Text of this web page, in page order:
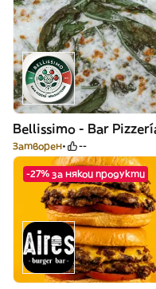
Bellissimo - Bar
Затворен --
-27% за някои продукти